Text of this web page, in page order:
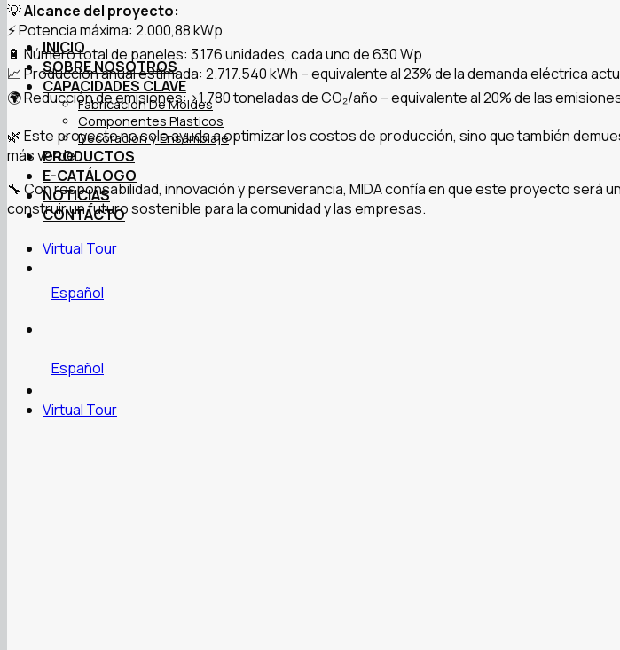
INICIO
SOBRE NOSOTROS
CAPACIDADES CLAVE
Fabricacion De Moldes
Componentes Plasticos
Decoracion y Ensamblaje
PRODUCTOS
E-CATÁLOGO
NOTICIAS
CONTACTO
Virtual Tour
Español
Español
Virtual Tour
💡Alcance del proyecto:
⚡ Potencia máxima: 2.000,88 kWp
🔋 Número total de paneles: 3.176 unidades, cada uno de 630 Wp
📈 Producción anual estimada: 2.717.540 kWh – equivalente al 23% de la demanda eléctrica
🌍 Reducción de emisiones: >1.780 toneladas de CO₂/año – equivalente al 20% de las
🌿 Este proyecto no solo ayuda a optimizar los costos de producción, sino que también
más verde.
🔧 Con responsabilidad, innovación y perseverancia, MIDA confía en que este proyecto será
construir un futuro sostenible para la comunidad y las empresas.